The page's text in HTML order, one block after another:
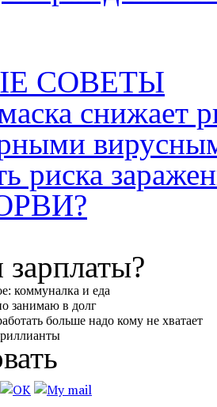
СОВЕТЫ
снижает
риска
зарплаты?
коммуналка и еда
занимаю в долг
больше надо кому не хватает